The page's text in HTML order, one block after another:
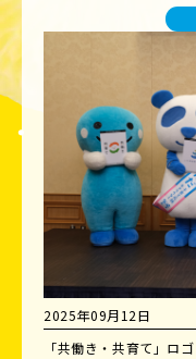
2025年09月12日
「共働き・共育て」ロ